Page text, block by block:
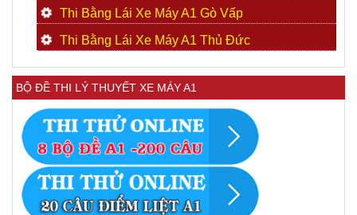
Thi Bằng Lái Xe Máy A1 Gò Vấp
Thi Bằng Lái Xe Máy A1 Thủ Đức
BỘ ĐỀ THI LÝ THUYẾT XE MÁY A1